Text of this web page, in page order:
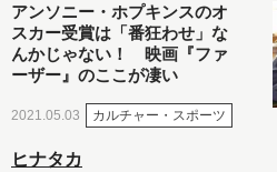
アンソニー・ホプキンスのオ
スカー受賞は「番狂わせ」な
んかじゃない！ 映画『ファ
ーザー』のここが凄い
2021.05.03 カルチャー・スポーツ
ヒナタカ